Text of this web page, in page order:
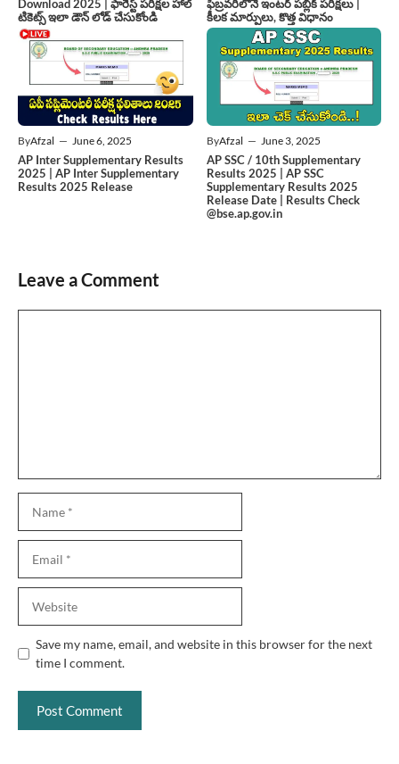
Download 2025 | ఫారెస్ట్ పరీక్షల హాల్
టికెట్స్ ఇలా డౌన్ లోడ్ చేసుకోండి
ఫిబ్రవరిలోనే ఇంటర్ పబ్లిక్ పరీక్షలు |
కీలక మార్పులు, కొత్త విధానం
ByAfzal — June 6, 2025
AP Inter Supplementary Results
2025 | AP Inter Supplementary
Results 2025 Release
ByAfzal — June 3, 2025
AP SSC / 10th Supplementary
Results 2025 | AP SSC
Supplementary Results 2025
Release Date | Results Check
@bse.ap.gov.in
Leave a Comment
Save my name, email, and website in this browser for the next
time I comment.